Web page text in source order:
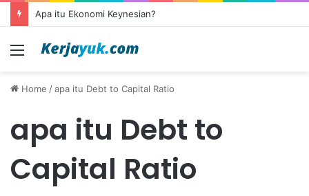
Apa itu Ekonomi Keynesian?
Menu
Home /apa itu Debt to Capital Ratio
apa itu Debt to
Capital Ratio